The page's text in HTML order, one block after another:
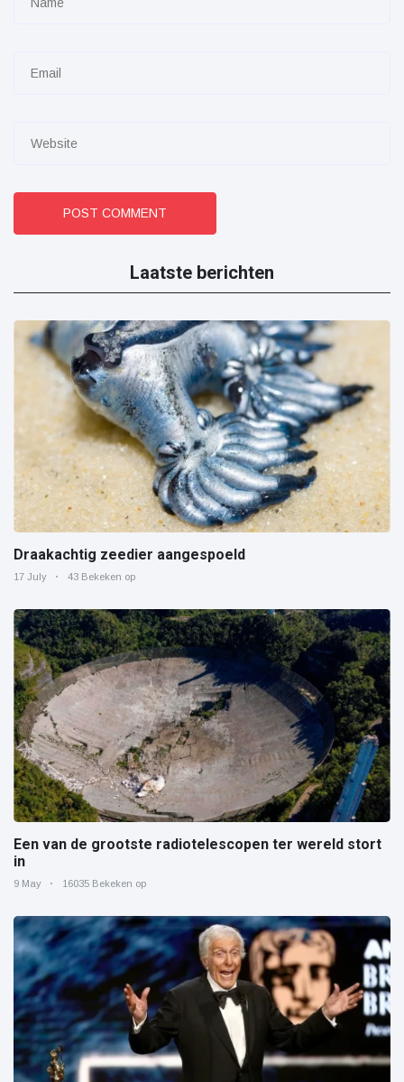
POST COMMENT
Laatste berichten
Draakachtig zeedier aangespoeld
17 July 43 Bekeken op
Een van de grootste radiotelescopen ter wereld stort
in
9 May 16035 Bekeken op